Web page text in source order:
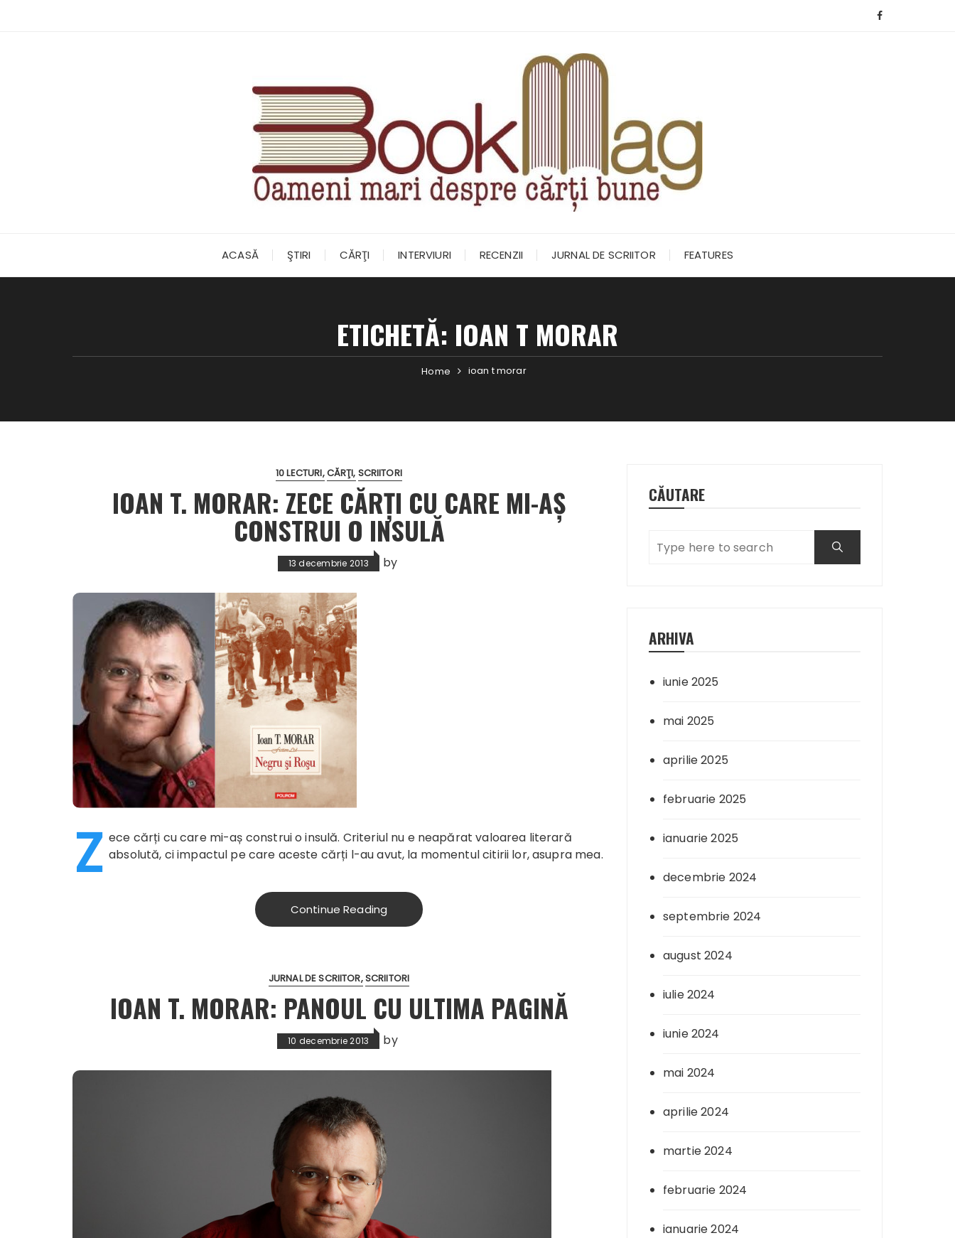
ACASĂ ŞTIRI CĂRŢI INTERVIURI RECENZII JURNAL DE SCRIITOR FEATURES
ETICHETĂ: IOAN T MORAR
Home ioan t morar
10 LECTURI CĂRŢI SCRIITORI
IOAN T. MORAR: ZECE CĂRȚI CU CARE MI-AȘ
CONSTRUI O INSULĂ
13 decembrie 2013 by
Z ece cărți cu care mi-aș construi o insulă. Criteriul nu e neapărat valoarea literară
absolută, ci impactul pe care aceste cărți l-au avut, la momentul citirii lor, asupra mea.
Continue Reading
JURNAL DE SCRIITOR SCRIITORI
IOAN T. MORAR: PANOUL CU ULTIMA PAGINĂ
10 decembrie 2013 by
CĂUTARE
ARHIVA
iunie 2025
mai 2025
aprilie 2025
februarie 2025
ianuarie 2025
decembrie 2024
septembrie 2024
august 2024
iulie 2024
iunie 2024
mai 2024
aprilie 2024
martie 2024
februarie 2024
ianuarie 2024